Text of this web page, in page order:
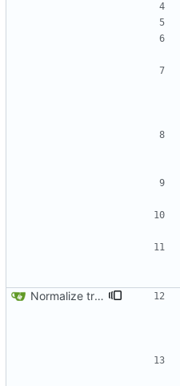
Normalize translation key for user prefrerences